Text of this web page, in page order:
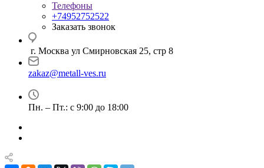
Телефоны
+74952752522
Заказать звонок
г. Москва ул Смирновская 25, стр 8
zakaz@metall-ves.ru
Пн. – Пт.: с 9:00 до 18:00